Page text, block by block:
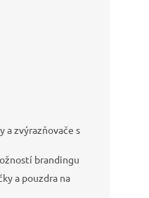
a zvýrazňovače s
brandingu
a pouzdra na